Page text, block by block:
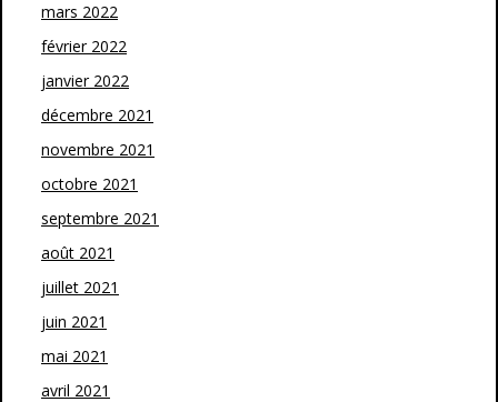
mars 2022
février 2022
janvier 2022
décembre 2021
novembre 2021
octobre 2021
septembre 2021
août 2021
juillet 2021
juin 2021
mai 2021
avril 2021